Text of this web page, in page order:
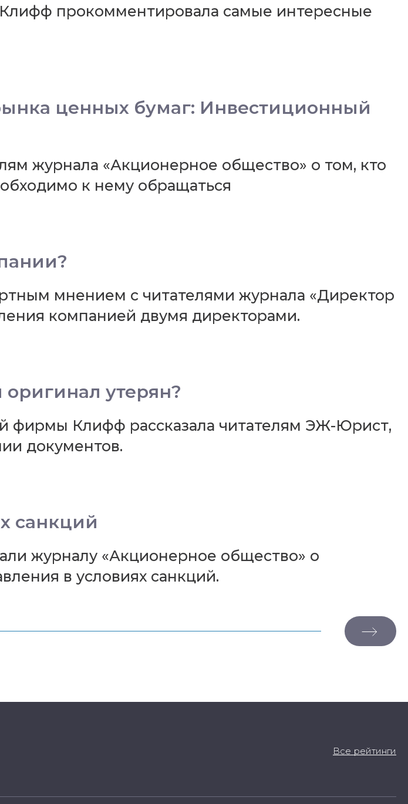
прокомментировала самые интересные
ценных бумаг: Инвестиционный
журнала «Акционерное общество» о том, кто
к нему обращаться
мнением с читателями журнала «Директор
компанией двумя директорами.
утерян?
фирмы Клифф рассказала читателям ЭЖ-Юрист,
документов.
санкций
журналу «Акционерное общество» о
в условиях санкций.
Все рейтинги